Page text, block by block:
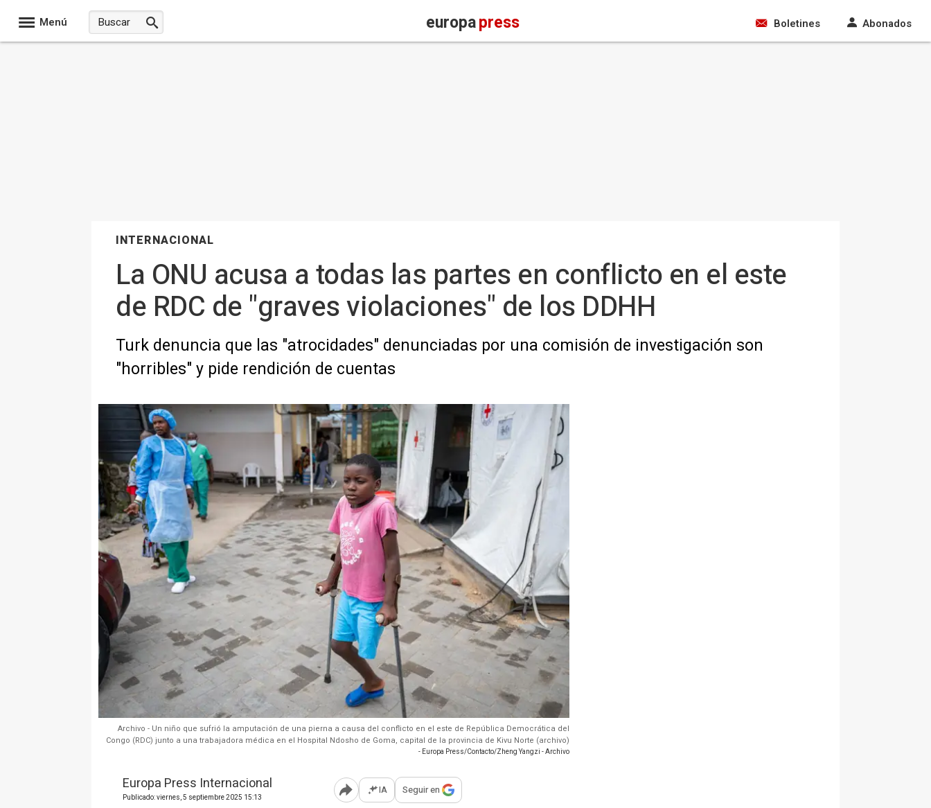
Menú europapress Boletines Abonados
INTERNACIONAL
La ONU acusa a todas las partes en conflicto en el este
de RDC de "graves violaciones" de los DDHH
Turk denuncia que las "atrocidades" denunciadas por una comisión de investigación son
"horribles" y pide rendición de cuentas
Archivo - Un niño que sufrió la amputación de una pierna a causa del conflicto en el este de República Democrática del
Congo (RDC) junto a una trabajadora médica en el Hospital Ndosho de Goma, capital de la provincia de Kivu Norte (archivo)
- Europa Press/Contacto/Zheng Yangzi - Archivo
Europa Press Internacional
Publicado: viernes, 5 septiembre 2025 15:13 Abrir opciones para compartir
IA Seguir en